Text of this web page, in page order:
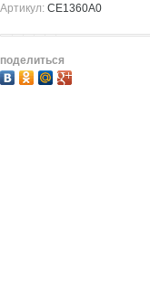
Артикул: CE1360A0
поделиться